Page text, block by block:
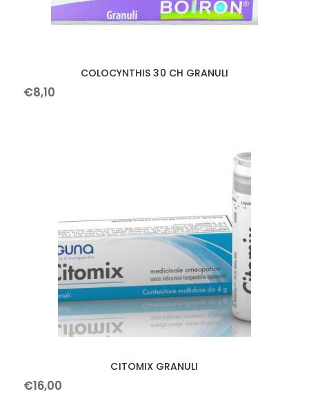
COLOCYNTHIS 30 CH GRANULI
€8,10
CITOMIX GRANULI
€16,00